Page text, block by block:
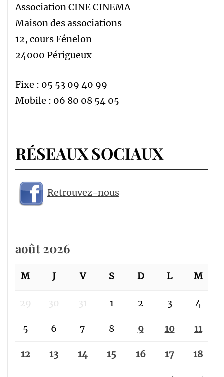
Association CINE CINEMA
Maison des associations
12, cours Fénelon
24000 Périgueux
Fixe : 05 53 09 40 99
Mobile : 06 80 08 54 05
RÉSEAUX SOCIAUX
Retrouvez-nous
août 2026
M J V S D L M
29 30 31 1 2 3 4
5 6 7 8 9 10 11
12 13 14 15 16 17 18